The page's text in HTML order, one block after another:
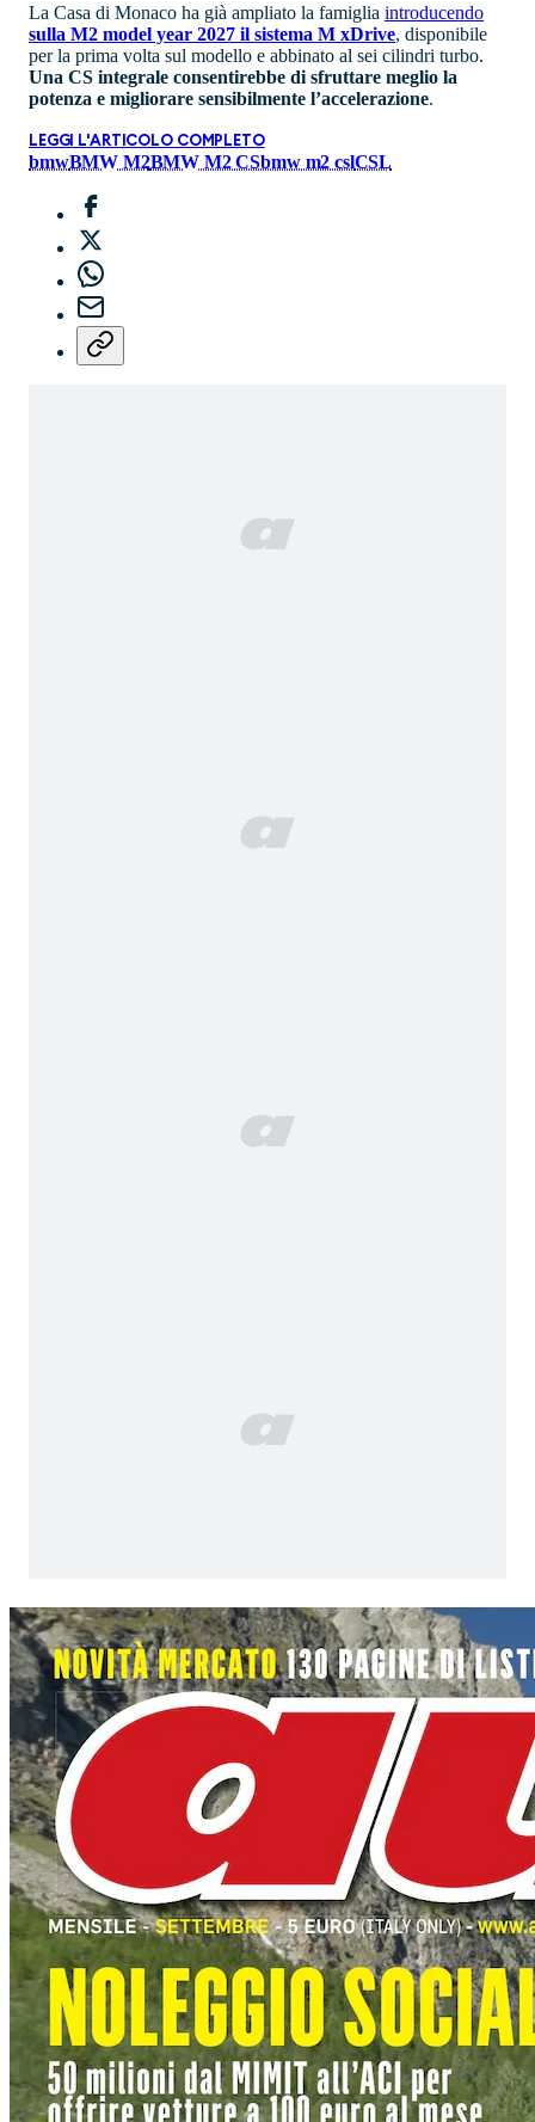
La Casa di Monaco ha già ampliato la famiglia introducendo
sulla M2 model year 2027 il sistema M xDrive, disponibile
per la prima volta sul modello e abbinato al sei cilindri turbo.
Una CS integrale consentirebbe di sfruttare meglio la
potenza e migliorare sensibilmente l’accelerazione.
LEGGI L'ARTICOLO COMPLETO
bmwBMW M2BMW M2 CSbmw m2 cslCSL